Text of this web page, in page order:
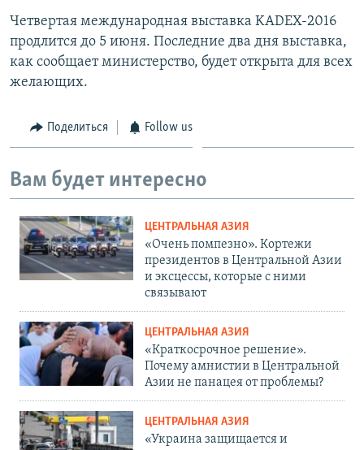
Четвертая международная выставка KADEX-2016
продлится до 5 июня. Последние два дня выставка,
как сообщает министерство, будет открыта для всех
желающих.
Поделиться Follow us
Вам будет интересно
ЦЕНТРАЛЬНАЯ АЗИЯ
«Очень помпезно». Кортежи
президентов в Центральной Азии
и эксцессы, которые с ними
связывают
ЦЕНТРАЛЬНАЯ АЗИЯ
«Краткосрочное решение».
Почему амнистии в Центральной
Азии не панацея от проблемы?
ЦЕНТРАЛЬНАЯ АЗИЯ
«Украина защищается и